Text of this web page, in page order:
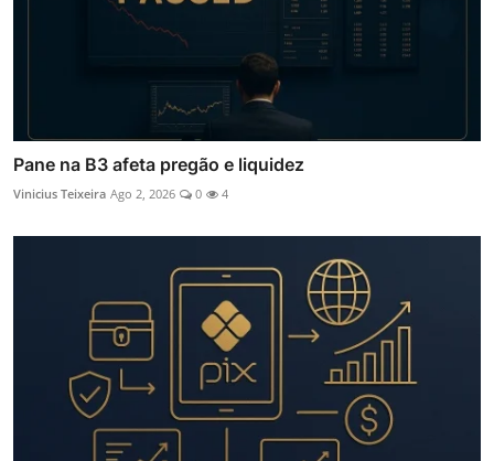
Pane na B3 afeta pregão e liquidez
Vinicius Teixeira Ago 2, 2026 0 4